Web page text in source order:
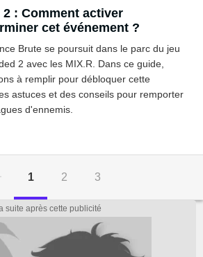
2 : Comment activer
cet événement ?
Brute se poursuit dans le parc du jeu
2 avec les MIX.R. Dans ce guide,
à remplir pour débloquer cette
astuces et des conseils pour remporter
d'ennemis.
1 2 3